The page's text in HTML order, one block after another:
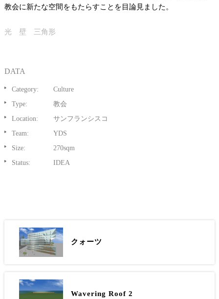
教会に新たな空間をもたらすことを目論見ました。
光 壁 三角形
DATA
Category:
Culture
Type:
教会
Location:
サンフランシスコ
Team:
YDS
Size:
270sqm
Status:
IDEA
クォーツ
Wavering Roof 2